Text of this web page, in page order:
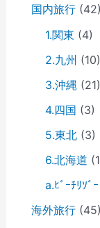
国内旅行(42)
1.関東 (4)
2.九州 (10)
3.沖縄(21)
4.四国 (3)
5.東北(3)
6.北海道
a.ﾋﾞｰﾁﾘｿﾞ
海外旅行(45)